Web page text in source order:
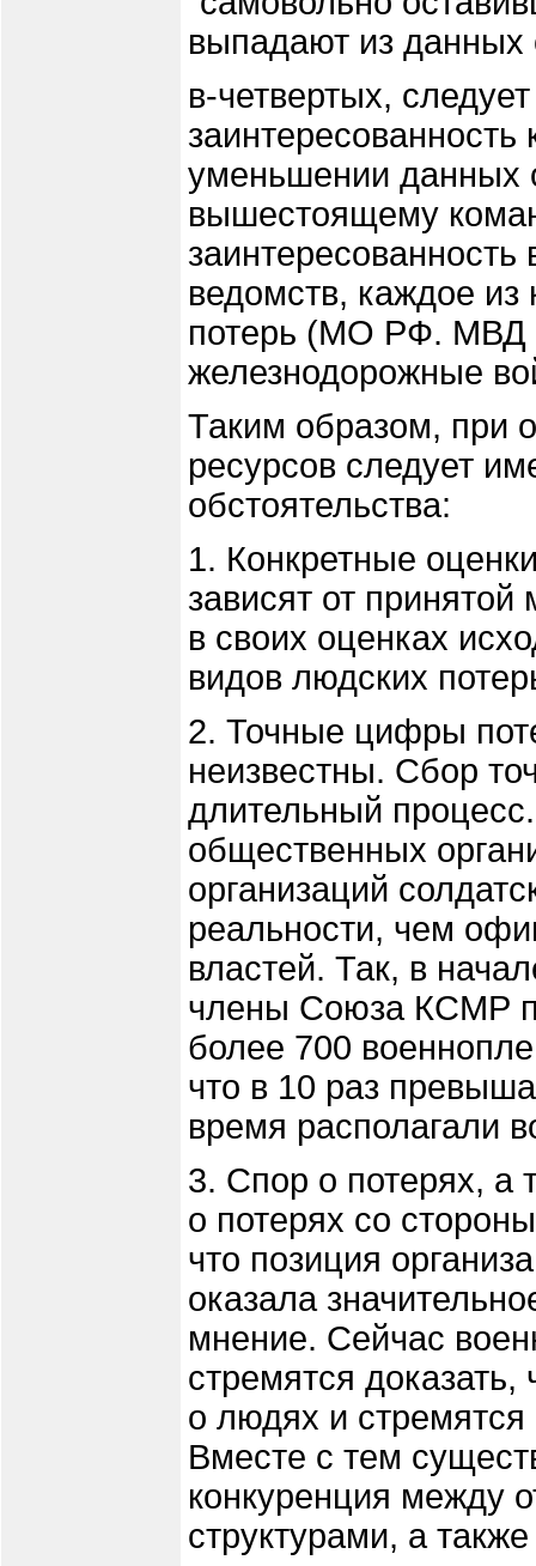
выпадают из данных
в-четвертых,
уменьшении данных
вышестоящему
ведомств, каждое из
потерь (МО РФ. МВД
железнодорожные
Таким образом, при
ресурсов следует
обстоятельства:
1. Конкретные
зависят от
в своих оценках
видов людских
2. Точные цифры
неизвестны. Сбор
длительный
общественных
организаций
реальности, чем
властей. Так, в
члены Союза КСМР
более 700
что в 10 раз
время располагали
3. Спор о потерях, а
о потерях со
что позиция
оказала
мнение. Сейчас
стремятся
о людях и
Вместе с тем
конкуренция между
структурами, а